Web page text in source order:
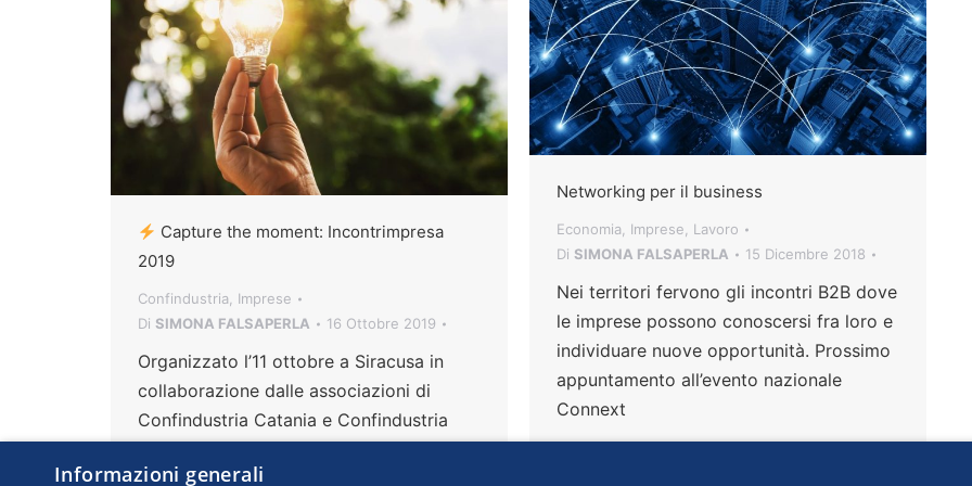
Capture the moment: Incontrimpresa
2019
Confindustria
Imprese
Di SIMONA FALSAPERLA 16 Ottobre 2019
Organizzato l’11 ottobre a Siracusa in
collaborazione dalle associazioni di
Confindustria Catania e Confindustria
successo nel percorso che porterà a
Networking per il business
Economia, Imprese, Lavoro
Di SIMONA FALSAPERLA 15 Dicembre 2018
Nei territori fervono gli incontri B2B dove
le imprese possono conoscersi fra loro e
individuare nuove opportunità. Prossimo
appuntamento all’evento nazionale
Connext
Informazioni generali